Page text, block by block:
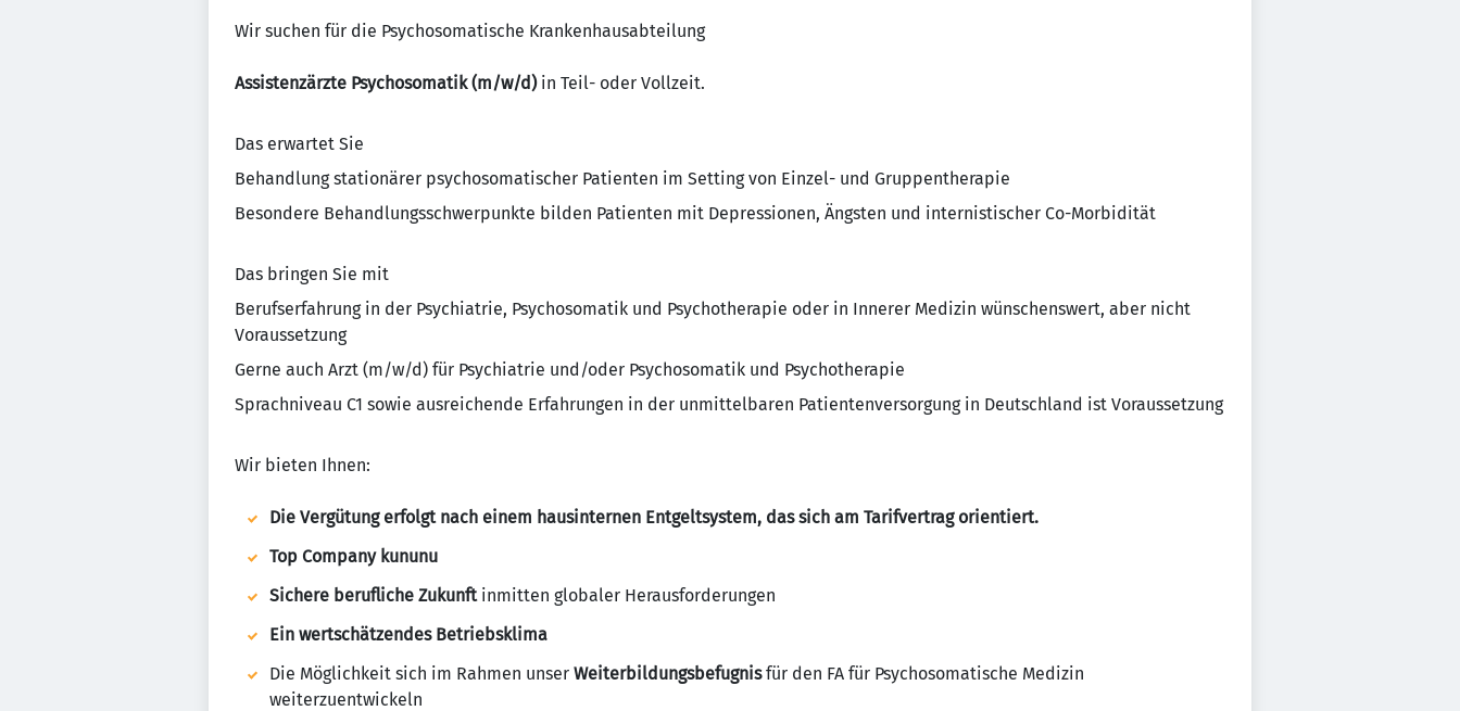
Wir suchen für die Psychosomatische Krankenhausabteilung
Assistenzärzte Psychosomatik (m/w/d)in Teil- oder Vollzeit.
Das erwartet Sie
Behandlung stationärer psychosomatischer Patienten im Setting von Einzel- und Gruppentherapie
Besondere Behandlungsschwerpunkte bilden Patienten mit Depressionen, Ängsten und internistischer Co-Morbidität
Das bringen Sie mit
Berufserfahrung in der Psychiatrie, Psychosomatik und Psychotherapie oder in Innerer Medizin wünschenswert, aber nicht
Voraussetzung
Gerne auch Arzt (m/w/d) für Psychiatrie und/oder Psychosomatik und Psychotherapie
Sprachniveau C1 sowie ausreichende Erfahrungen in der unmittelbaren Patientenversorgung in Deutschland ist Voraussetzung
Wir bieten Ihnen:
Die Vergütung erfolgt nach einem hausinternen Entgeltsystem, das sich am Tarifvertrag orientiert.
Top Company kununu
Sichere berufliche Zukunft inmitten globaler Herausforderungen
Ein wertschätzendes Betriebsklima
Die Möglichkeit sich im Rahmen unser Weiterbildungsbefugnisfür den FA für Psychosomatische Medizin
weiterzuentwickeln